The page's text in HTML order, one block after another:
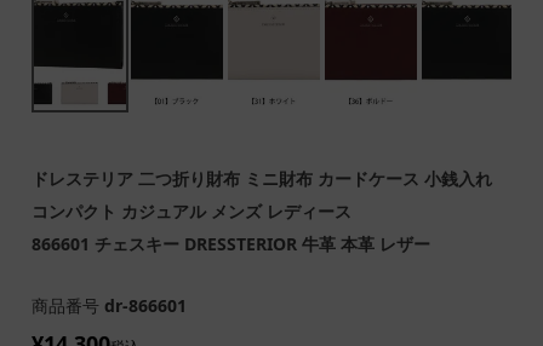
ドレステリア 二つ折り財布 ミニ財布 カードケース 小銭入れ
コンパクト カジュアル メンズ レディース
866601 チェスキー DRESSTERIOR 牛革 本革 レザー
商品番号 dr-866601